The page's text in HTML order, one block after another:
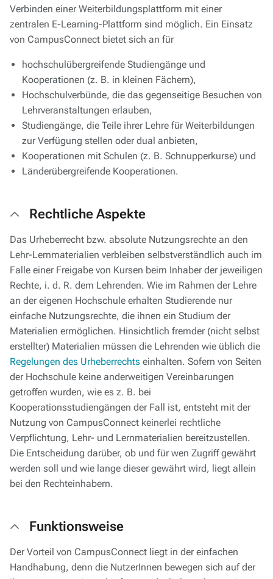
Verbinden einer Weiterbildungsplattform mit einer
zentralen E-Learning-Plattform sind möglich. Ein Einsatz
von CampusConnect bietet sich an für
hochschulübergreifende Studiengänge und
Kooperationen (z. B. in kleinen Fächern),
Hochschulverbünde, die das gegenseitige Besuchen von
Lehrveranstaltungen erlauben,
Studiengänge, die Teile ihrer Lehre für Weiterbildungen
zur Verfügung stellen oder dual anbieten,
Kooperationen mit Schulen (z. B. Schnupperkurse) und
Länderübergreifende Kooperationen.
Rechtliche Aspekte
Das Urheberrecht bzw. absolute Nutzungsrechte an den
Lehr-Lernmaterialien verbleiben selbstverständlich auch im
Falle einer Freigabe von Kursen beim Inhaber der jeweiligen
Rechte, i. d. R. dem Lehrenden. Wie im Rahmen der Lehre
an der eigenen Hochschule erhalten Studierende nur
einfache Nutzungsrechte, die ihnen ein Studium der
Materialien ermöglichen. Hinsichtlich fremder (nicht selbst
erstellter) Materialien müssen die Lehrenden wie üblich die
Regelungen des Urheberrechts einhalten. Sofern von Seiten
der Hochschule keine anderweitigen Vereinbarungen
getroffen wurden, wie es z. B. bei
Kooperationsstudiengängen der Fall ist, entsteht mit der
Nutzung von CampusConnect keinerlei rechtliche
Verpflichtung, Lehr- und Lernmaterialien bereitzustellen.
Die Entscheidung darüber, ob und für wen Zugriff gewährt
werden soll und wie lange dieser gewährt wird, liegt allein
bei den Rechteinhabern.
Funktionsweise
Der Vorteil von CampusConnect liegt in der einfachen
Handhabung, denn die NutzerInnen bewegen sich auf der